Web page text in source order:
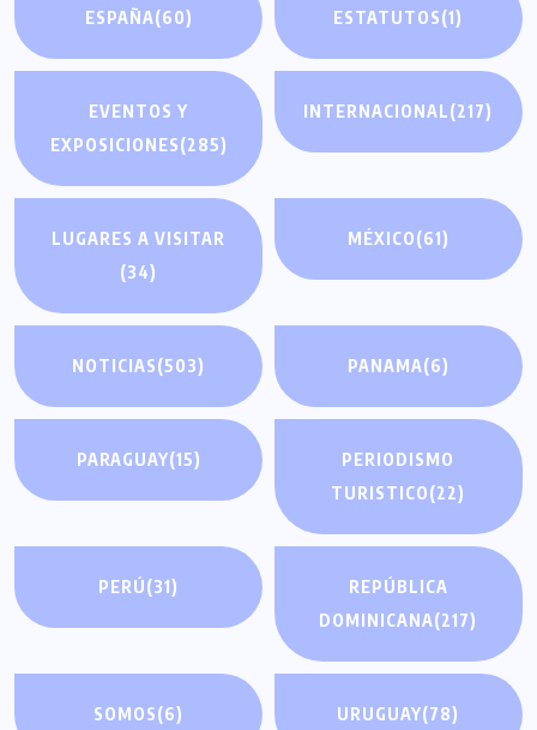
ESPAÑA(60) ESTATUTOS(1)
EVENTOS Y
EXPOSICIONES(285)
INTERNACIONAL(217)
LUGARES A VISITAR
(34)
MÉXICO(61)
NOTICIAS(503) PANAMA(6)
PARAGUAY(15)
PERIODISMO
TURISTICO(22)
PERÚ(31)
REPÚBLICA
DOMINICANA(217)
SOMOS(6) URUGUAY(78)